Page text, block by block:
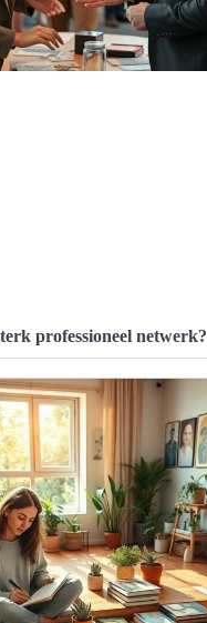
professioneel netwerk?